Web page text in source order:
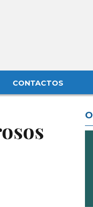
CONTACTOS